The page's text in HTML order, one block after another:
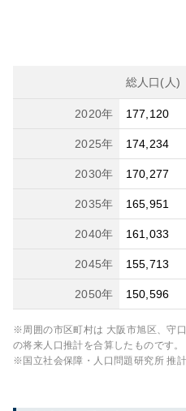
総人口(人)
2020年 177,120
2025年 174,234
2030年 170,277
2035年 165,951
2040年 161,033
2045年 155,713
2050年 150,596
※周囲の市区町村は 大阪市旭区、守
の将来人口推計を合算したものです。
※国立社会保障・人口問題研究所 推計